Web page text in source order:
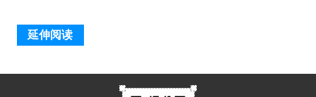
延伸阅读